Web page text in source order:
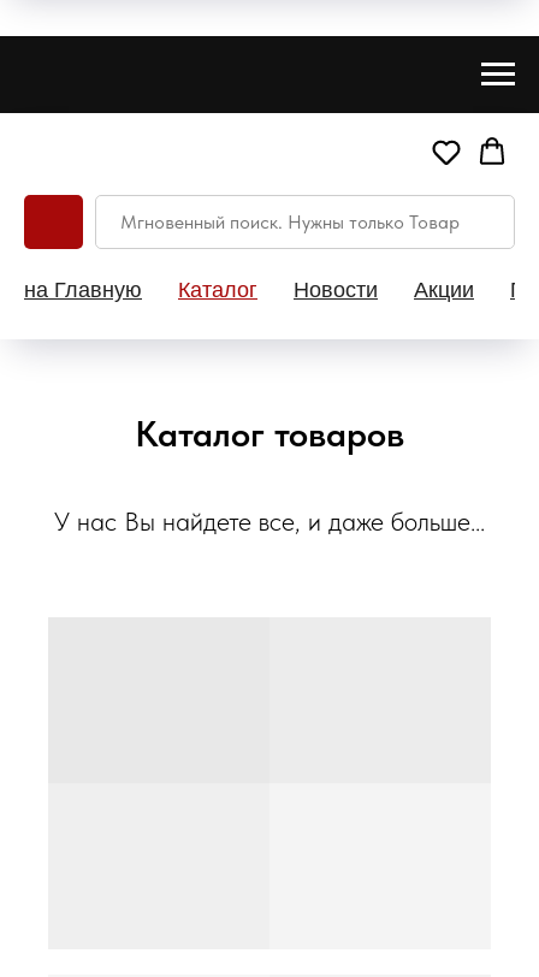
на Главную Каталог Новости Акции
Каталог товаров
У нас Вы найдете все, и даже больше...